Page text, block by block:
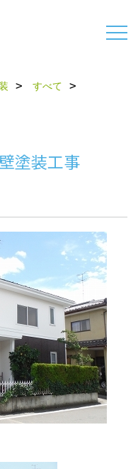
すべて
塗装工事